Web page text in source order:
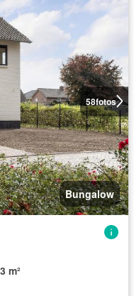
58fotos
Bungalow
m²